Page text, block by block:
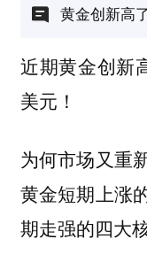
黄金创新高
近期黄金创新
美元！
为何市场又重
黄金短期上涨
期走强的四大